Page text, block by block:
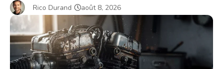
Rico Durand août 8, 2026